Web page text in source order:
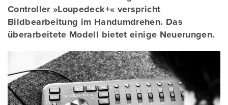
Controller »Loupedeck+« verspricht
Bildbearbeitung im Handumdrehen. Das
überarbeitete Modell bietet einige Neuerungen.